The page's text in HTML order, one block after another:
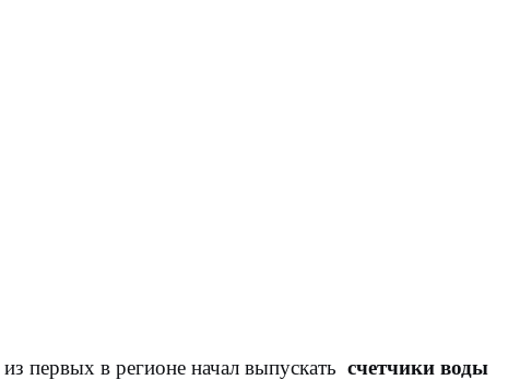
первых в регионе начал выпускать счетчики воды